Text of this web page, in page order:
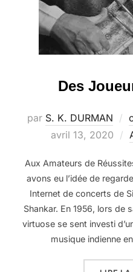
Des
par S. K. DURMAN
avril 13, 2020
Aux Amateurs de
avons eu l’idée de
Internet de concerts de
Shankar. En 1956, lors de
virtuose se sent investi
musique indienne